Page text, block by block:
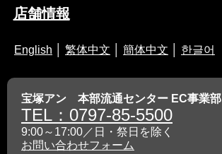
店舗情報
English 繁体中文 簡体中文 한글어
宝塚アン 本部流通センター EC事業部
TEL：0797-85-5500
9:00～17:00／日・祭日を除く
お問い合わせフォーム